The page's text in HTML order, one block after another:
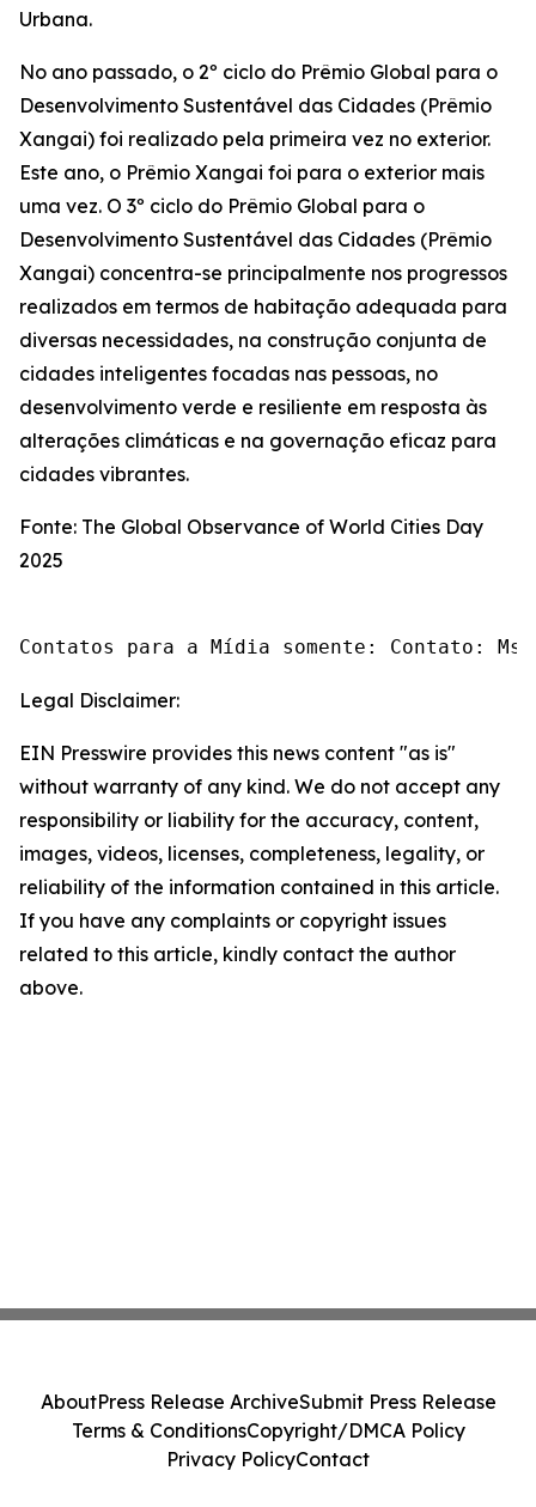
Urbana.
No ano passado, o 2º ciclo do Prêmio Global para o
Desenvolvimento Sustentável das Cidades (Prêmio
Xangai) foi realizado pela primeira vez no exterior.
Este ano, o Prêmio Xangai foi para o exterior mais
uma vez. O 3º ciclo do Prêmio Global para o
Desenvolvimento Sustentável das Cidades (Prêmio
Xangai) concentra-se principalmente nos progressos
realizados em termos de habitação adequada para
diversas necessidades, na construção conjunta de
cidades inteligentes focadas nas pessoas, no
desenvolvimento verde e resiliente em resposta às
alterações climáticas e na governação eficaz para
cidades vibrantes.
Fonte: The Global Observance of World Cities Day
2025
Contatos para a Mídia somente: Contato:
Legal Disclaimer:
EIN Presswire provides this news content "as is"
without warranty of any kind. We do not accept any
responsibility or liability for the accuracy, content,
images, videos, licenses, completeness, legality, or
reliability of the information contained in this article.
If you have any complaints or copyright issues
related to this article, kindly contact the author
above.
AboutPress Release ArchiveSubmit Press Release
Terms & ConditionsCopyright/DMCA Policy
Privacy PolicyContact